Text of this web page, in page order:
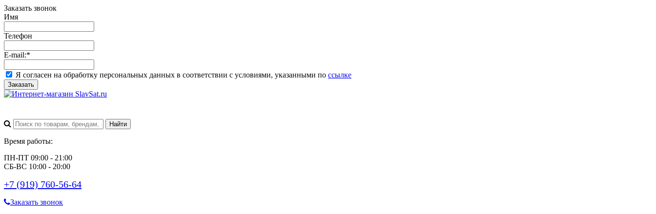
Заказать звонок
Имя
Телефон
E-mail:*
Я согласен на обработку персональных данных в соответствии с условиями, указанными по ссылке
Заказать
Время работы:
ПН-ПТ 09:00 - 21:00
СБ-ВС 10:00 - 20:00
+7 (919) 760-56-64
Заказать звонок